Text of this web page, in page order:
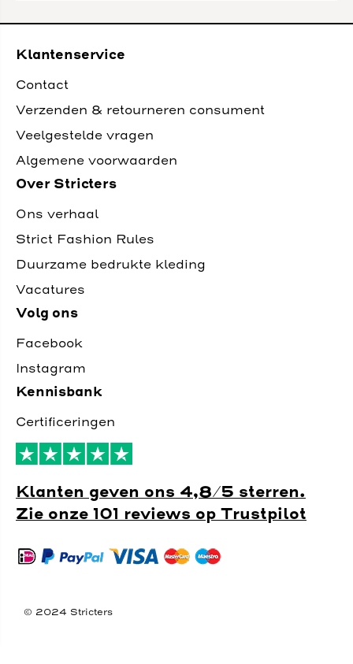
Klantenservice
Contact
Verzenden & retourneren consument
Veelgestelde vragen
Algemene voorwaarden
Over Stricters
Ons verhaal
Strict Fashion Rules
Duurzame bedrukte kleding
Vacatures
Volg ons
Facebook
Instagram
Kennisbank
Certificeringen
Klanten geven ons 4,8/5 sterren.
Zie onze 101 reviews op Trustpilot
© 2024 Stricters